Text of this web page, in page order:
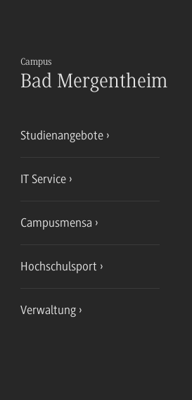
Campus
Bad Mergentheim
Studienangebote
IT Service
Campusmensa
Hochschulsport
Verwaltung